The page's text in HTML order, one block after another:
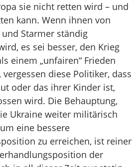
sie nicht retten wird – und
kann. Wenn ihnen von
Starmer ständig
es sei besser, den Krieg
einem „unfairen“ Frieden
diese Politiker, dass
oder das ihrer Kinder ist,
wird. Die Behauptung,
Ukraine weiter militärisch
eine bessere
zu erreichen, ist reiner
der